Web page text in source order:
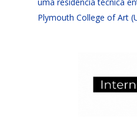
uma residência técnica
Plymouth College of Art